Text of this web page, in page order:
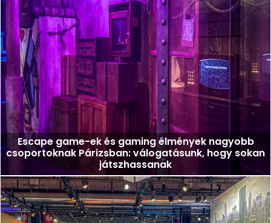
Escape game-ek és gaming élmények nagyobb
csoportoknak Párizsban: válogatásunk, hogy sokan
játszhassanak